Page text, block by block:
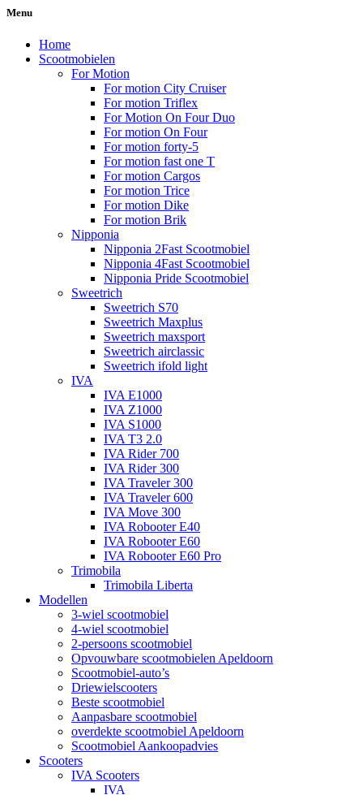
Menu
Home
Scootmobielen
For Motion
For motion City Cruiser
For motion Triflex
For Motion On Four Duo
For motion On Four
For motion forty-5
For motion fast one T
For motion Cargos
For motion Trice
For motion Dike
For motion Brik
Nipponia
Nipponia 2Fast Scootmobiel
Nipponia 4Fast Scootmobiel
Nipponia Pride Scootmobiel
Sweetrich
Sweetrich S70
Sweetrich Maxplus
Sweetrich maxsport
Sweetrich airclassic
Sweetrich ifold light
IVA
IVA E1000
IVA Z1000
IVA S1000
IVA T3 2.0
IVA Rider 700
IVA Rider 300
IVA Traveler 300
IVA Traveler 600
IVA Move 300
IVA Robooter E40
IVA Robooter E60
IVA Robooter E60 Pro
Trimobila
Trimobila Liberta
Modellen
3-wiel scootmobiel
4-wiel scootmobiel
2-persoons scootmobiel
Opvouwbare scootmobielen Apeldoorn
Scootmobiel-auto’s
Driewielscooters
Beste scootmobiel
Aanpasbare scootmobiel
overdekte scootmobiel Apeldoorn
Scootmobiel Aankoopadvies
Scooters
IVA Scooters
IVA